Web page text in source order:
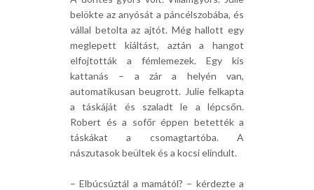
belökte az anyósát a páncélszobába, és
vállal betolta az ajtót. Még hallott egy
meglepett kiáltást, aztán a hangot
elfojtották a fémlemezek. Egy kis
kattanás – a zár a helyén van,
automatikusan beugrott. Julie felkapta
a táskáját és szaladt le a lépcsőn.
Robert és a sofőr éppen betették a
táskákat a csomagtartóba. A
nászutasok beültek és a kocsi elindult.
– Elbúcsúztál a mamától? – kérdezte a